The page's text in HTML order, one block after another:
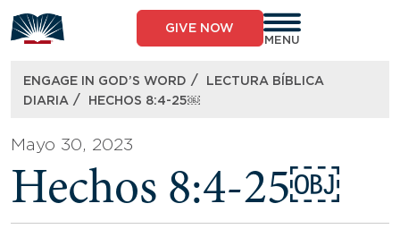
to
content
GIVE NOW
MENU
ENGAGE IN GOD’S WORD /
LECTURA BÍBLICA
DIARIA / HECHOS 8:4-25￼
Mayo 30, 2023
Hechos 8:4-25￼